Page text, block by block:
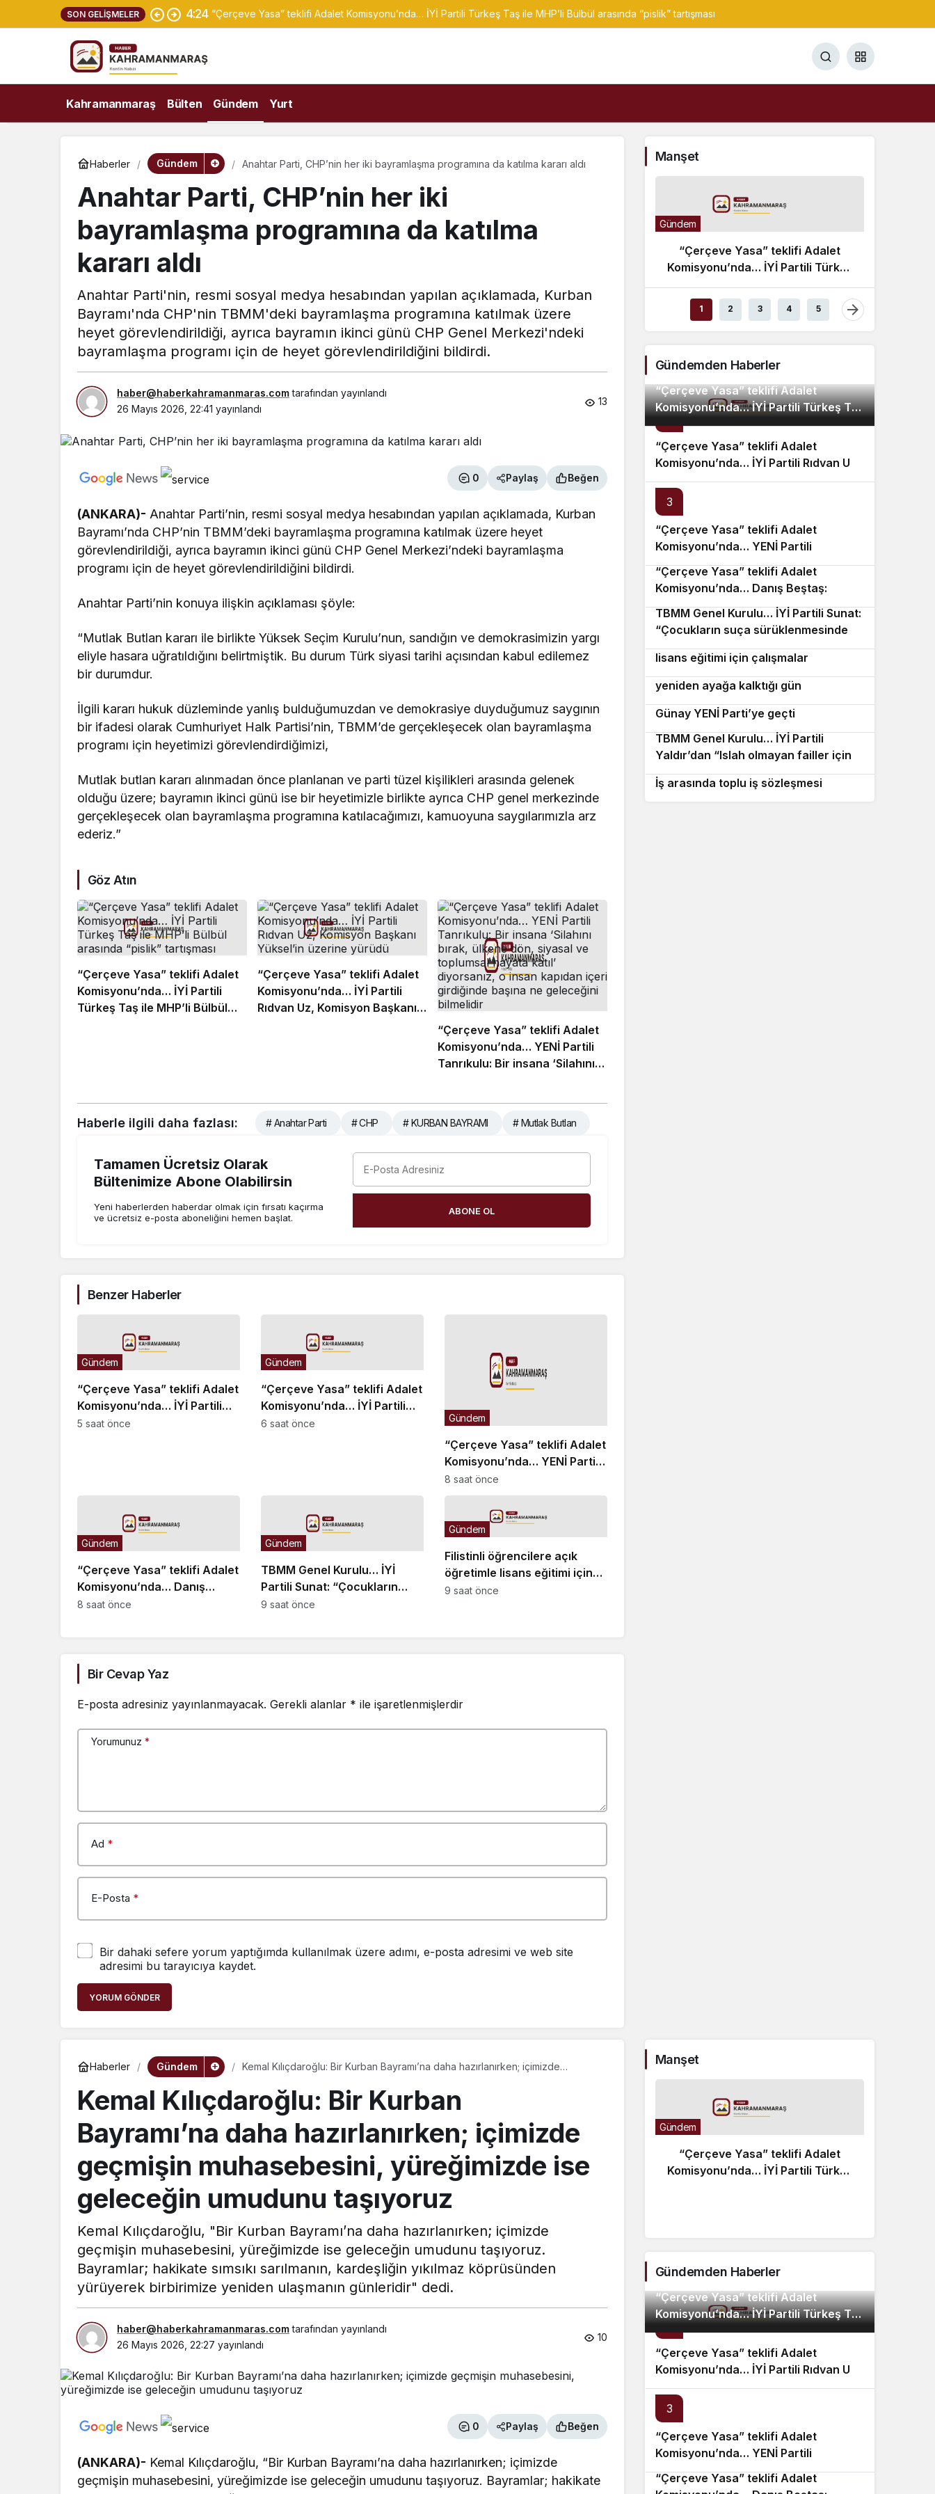
SON GELIŞMELER 4:24 “Çerçeve Yasa” teklifi Adalet Komisyonu’nda… İYİ Partili Türkeş Taş ile MHP’li Bülbül arasında “pislik” tartışması
Kahramanmaraş Bülten Gündem Yurt
Haberler Gündem Anahtar Parti, CHP’nin her iki bayramlaşma programına da katılma kararı aldı
Anahtar Parti, CHP’nin her iki
bayramlaşma programına da katılma
kararı aldı
Anahtar Parti'nin, resmi sosyal medya hesabından yapılan açıklamada, Kurban
Bayramı'nda CHP'nin TBMM'deki bayramlaşma programına katılmak üzere
heyet görevlendirildiği, ayrıca bayramın ikinci günü CHP Genel Merkezi'ndeki
bayramlaşma programı için de heyet görevlendirildiğini bildirdi.
haber@haberkahramanmaras.comtarafından yayınlandı
26 Mayıs 2026, 22:41 yayınlandı
13
0 Paylaş Beğen
(ANKARA)- Anahtar Parti’nin, resmi sosyal medya hesabından yapılan açıklamada, Kurban
Bayramı’nda CHP’nin TBMM’deki bayramlaşma programına katılmak üzere heyet
görevlendirildiği, ayrıca bayramın ikinci günü CHP Genel Merkezi’ndeki bayramlaşma
programı için de heyet görevlendirildiğini bildirdi.
Anahtar Parti’nin konuya ilişkin açıklaması şöyle:
“Mutlak Butlan kararı ile birlikte Yüksek Seçim Kurulu’nun, sandığın ve demokrasimizin yargı
eliyle hasara uğratıldığını belirtmiştik. Bu durum Türk siyasi tarihi açısından kabul edilemez
bir durumdur.
İlgili kararı hukuk düzleminde yanlış bulduğumuzdan ve demokrasiye duyduğumuz saygının
bir ifadesi olarak Cumhuriyet Halk Partisi’nin, TBMM’de gerçekleşecek olan bayramlaşma
programı için heyetimizi görevlendirdiğimizi,
Mutlak butlan kararı alınmadan önce planlanan ve parti tüzel kişilikleri arasında gelenek
olduğu üzere; bayramın ikinci günü ise bir heyetimizle birlikte ayrıca CHP genel merkezinde
gerçekleşecek olan bayramlaşma programına katılacağımızı, kamuoyuna saygılarımızla arz
ederiz.”
Göz Atın
“Çerçeve Yasa” teklifi Adalet
Komisyonu’nda… İYİ Partili
Türkeş Taş ile MHP’li Bülbül
“Çerçeve Yasa” teklifi Adalet
Komisyonu’nda… İYİ Partili
Rıdvan Uz, Komisyon Başkanı
“Çerçeve Yasa” teklifi Adalet
Komisyonu’nda… YENİ Partili
Tanrıkulu: Bir insana ‘Silahını
içeri girdiğinde başına ne
Haberle ilgili daha fazlası: # Anahtar Parti # CHP # KURBAN BAYRAMI # Mutlak Butlan
Tamamen Ücretsiz Olarak
Bültenimize Abone Olabilirsin
Yeni haberlerden haberdar olmak için fırsatı kaçırma
ve ücretsiz e-posta aboneliğini hemen başlat.
ABONE OL
Benzer Haberler
“Çerçeve Yasa” teklifi Adalet
Komisyonu’nda… İYİ Partili
Türkeş Taş ile MHP’li Bülbül
Gündem
5 saat önce
“Çerçeve Yasa” teklifi Adalet
Komisyonu’nda… İYİ Partili
Rıdvan Uz, Komisyon Başkanı
Gündem
6 saat önce
“Çerçeve Yasa” teklifi Adalet
Komisyonu’nda… YENİ Partili
Tanrıkulu: Bir insana ‘Silahını
bırak, ülkene dön, siyasal ve
toplumsal hayata katıl’
diyorsanız, o insan kapıdan
geleceğini bilmelidir
Gündem
8 saat önce
“Çerçeve Yasa” teklifi Adalet
Komisyonu’nda… Danış
Beştaş: Kürtler artık siyasetin
Gündem
8 saat önce
TBMM Genel Kurulu… İYİ
Partili Sunat: “Çocukların
suça sürüklenmesinde 25
Gündem
9 saat önce
Filistinli öğrencilere açık
öğretimle lisans eğitimi için
çalışmalar hızlandırıldı
Gündem
9 saat önce
Bir Cevap Yaz
E-posta adresiniz yayınlanmayacak. Gerekli alanlar * ile işaretlenmişlerdir
Yorumunuz *
Ad *
E-Posta *
Bir dahaki sefere yorum yaptığımda kullanılmak üzere adımı, e-posta adresimi ve web site
adresimi bu tarayıcıya kaydet.
YORUM GÖNDER
Manşet
Gündem
“Çerçeve Yasa” teklifi Adalet
Komisyonu’nda… İYİ Partili Türkeş
Taş ile MHP’li Bülbül arasında
“pislik” tartışması
1 2 3 4 5
Gündemden Haberler
“Çerçeve Yasa” teklifi Adalet
Komisyonu’nda… İYİ Partili Türkeş Taş
ile MHP’li Bülbül arasında “pislik”
tartışması
“Çerçeve Yasa” teklifi Adalet
Komisyonu’nda… İYİ Partili Rıdvan Uz,
Komisyon Başkanı Yüksel’in üzerine
yürüdü
3
“Çerçeve Yasa” teklifi Adalet
Komisyonu’nda… YENİ Partili
Tanrıkulu: Bir insana ‘Silahını bırak,
ülkene dön, siyasal ve toplumsal
hayata katıl’ diyorsanız, o insan
kapıdan içeri girdiğinde başına ne
geleceğini bilmelidir
4
“Çerçeve Yasa” teklifi Adalet
Komisyonu’nda… Danış Beştaş:
Kürtler artık siyasetin malzemesi
olmak istemiyor
5
TBMM Genel Kurulu… İYİ Partili Sunat:
“Çocukların suça sürüklenmesinde
25 yıllık politikalar sorgulanmalı”
6
lisans eğitimi için çalışmalar
hızlandırıldı
CHP: En güzel günler bu ülkenin
yeniden ayağa kalktığı gün
başlayacak
Yatağan Belediye Başkanı Mesut
Günay YENİ Parti’ye geçti
9
TBMM Genel Kurulu… İYİ Partili
Yaldır’dan “Islah olmayan failler için
Suriye’de cezaevi inşa edelim” önerisi
10
İş arasında toplu iş sözleşmesi
Haberler Gündem
Kemal Kılıçdaroğlu: Bir Kurban Bayramı’na daha hazırlanırken; içimizde
Kemal Kılıçdaroğlu: Bir Kurban
Bayramı’na daha hazırlanırken; içimizde
geçmişin muhasebesini, yüreğimizde ise
geleceğin umudunu taşıyoruz
Kemal Kılıçdaroğlu, "Bir Kurban Bayramı’na daha hazırlanırken; içimizde
geçmişin muhasebesini, yüreğimizde ise geleceğin umudunu taşıyoruz.
Bayramlar; hakikate sımsıkı sarılmanın, kardeşliğin yıkılmaz köprüsünden
yürüyerek birbirimize yeniden ulaşmanın günleridir" dedi.
haber@haberkahramanmaras.comtarafından yayınlandı
26 Mayıs 2026, 22:27 yayınlandı
10
0 Paylaş Beğen
(ANKARA)- Kemal Kılıçdaroğlu, “Bir Kurban Bayramı’na daha hazırlanırken; içimizde
geçmişin muhasebesini, yüreğimizde ise geleceğin umudunu taşıyoruz. Bayramlar; hakikate
Manşet
Gündem
“Çerçeve Yasa” teklifi Adalet
Komisyonu’nda… İYİ Partili Türkeş
Gündemden Haberler
“Çerçeve Yasa” teklifi Adalet
Komisyonu’nda… İYİ Partili Türkeş Taş
ile MHP’li Bülbül arasında “pislik”
tartışması
2
“Çerçeve Yasa” teklifi Adalet
Komisyonu’nda… İYİ Partili Rıdvan Uz,
Komisyon Başkanı Yüksel’in üzerine
yürüdü
3
“Çerçeve Yasa” teklifi Adalet
Komisyonu’nda… YENİ Partili
Tanrıkulu: Bir insana ‘Silahını bırak,
ülkene dön, siyasal ve toplumsal
4
“Çerçeve Yasa” teklifi Adalet